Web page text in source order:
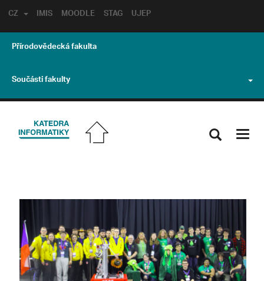
IMIS MOODLE STAG UJEP
CZ
Přírodovědecká fakulta
Součásti fakulty